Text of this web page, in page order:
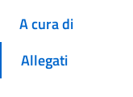
A cura di
Allegati